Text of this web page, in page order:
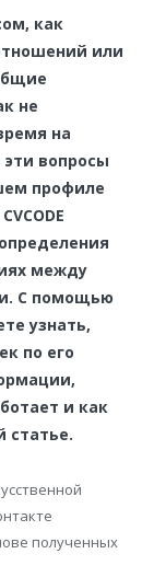
как
или
не
на
вопросы
профиле
между
С помощью
узнать,
по его
и как
статье.
полученных